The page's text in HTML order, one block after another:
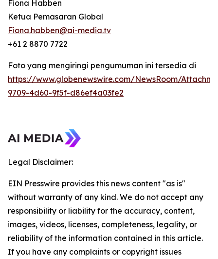
Fiona Habben
Ketua Pemasaran Global
Fiona.habben@ai-media.tv
+61 2 8870 7722
Foto yang mengiringi pengumuman ini tersedia di
https://www.globenewswire.com/NewsRoom/
9709-4d60-9f5f-d86ef4a03fe2
Legal Disclaimer:
EIN Presswire provides this news content "as is"
without warranty of any kind. We do not accept any
responsibility or liability for the accuracy, content,
images, videos, licenses, completeness, legality, or
reliability of the information contained in this article.
If you have any complaints or copyright issues